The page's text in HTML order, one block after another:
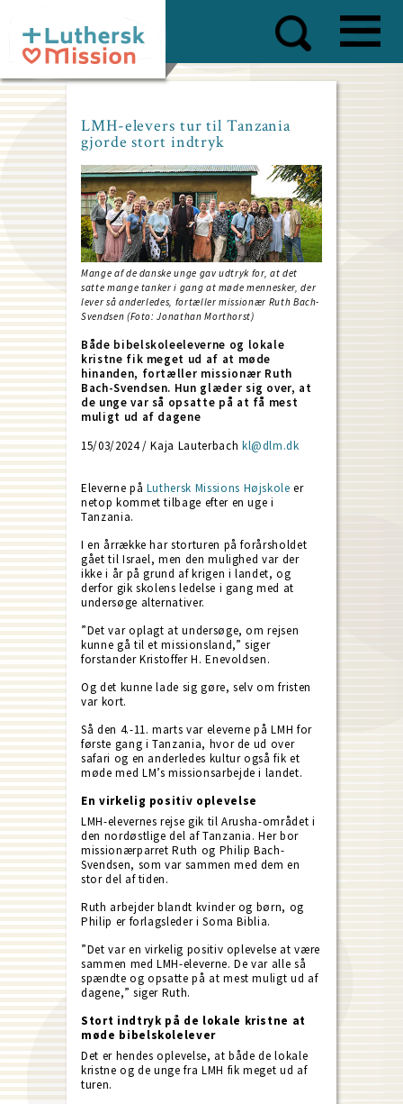
main
content
LMH-elevers tur til Tanzania
gjorde stort indtryk
Mange af de danske unge gav udtryk for, at det
satte mange tanker i gang at møde mennesker, der
lever så anderledes, fortæller missionær Ruth Bach-
Svendsen (Foto: Jonathan Morthorst)
Både bibelskoleeleverne og lokale
kristne fik meget ud af at møde
hinanden, fortæller missionær Ruth
Bach-Svendsen. Hun glæder sig over, at
de unge var så opsatte på at få mest
muligt ud af dagene
15/03/2024 / Kaja Lauterbach kl@dlm.dk
Eleverne på Luthersk Missions Højskole er
netop kommet tilbage efter en uge i
Tanzania.
I en årrække har storturen på forårsholdet
gået til Israel, men den mulighed var der
ikke i år på grund af krigen i landet, og
derfor gik skolens ledelse i gang med at
undersøge alternativer.
”Det var oplagt at undersøge, om rejsen
kunne gå til et missionsland,” siger
forstander Kristoffer H. Enevoldsen.
Og det kunne lade sig gøre, selv om fristen
var kort.
Så den 4.-11. marts var eleverne på LMH for
første gang i Tanzania, hvor de ud over
safari og en anderledes kultur også fik et
møde med LM’s missionsarbejde i landet.
En virkelig positiv oplevelse
LMH-elevernes rejse gik til Arusha-området i
den nordøstlige del af Tanzania. Her bor
missionærparret Ruth og Philip Bach-
Svendsen, som var sammen med dem en
stor del af tiden.
Ruth arbejder blandt kvinder og børn, og
Philip er forlagsleder i Soma Biblia.
”Det var en virkelig positiv oplevelse at være
sammen med LMH-eleverne. De var alle så
spændte og opsatte på at mest muligt ud af
dagene,” siger Ruth.
Stort indtryk på de lokale kristne at
møde bibelskolelever
Det er hendes oplevelse, at både de lokale
kristne og de unge fra LMH fik meget ud af
turen.